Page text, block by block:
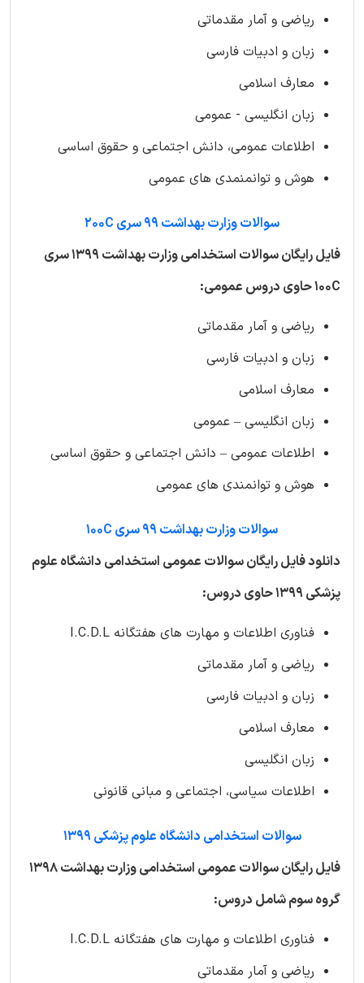
ریاضی و آمار مقدماتی
زبان و ادبیات فارسی
معارف اسلامی
زبان انگلیسی - عمومی
اطلاعات عمومی، دانش اجتماعی و حقوق اساسی
هوش و توانمنمدی های عمومی
سوالات وزارت بهداشت 99 سری 200C
فایل رایگان سوالات استخدامی وزارت بهداشت 1399 سری
100C حاوی دروس عمومی:
ریاضی و آمار مقدماتی
زبان و ادبیات فارسی
معارف اسلامی
زبان انگلیسی – عمومی
اطلاعات عمومی – دانش اجتماعی و حقوق اساسی
هوش و توانمندی های عمومی
سوالات وزارت بهداشت 99 سری 100C
دانلود فایل رایگان سوالات عمومی استخدامی دانشگاه علوم
پزشکی 1399 حاوی دروس:
فناوری اطلاعات و مهارت های هفتگانه I.C.D.L
ریاضی و آمار مقدماتی
زبان و ادبیات فارسی
معارف اسلامی
زبان انگلیسی
اطلاعات سیاسی، اجتماعی و مبانی قانونی
سوالات استخدامی دانشگاه علوم پزشکی 1399
فایل رایگان سوالات عمومی استخدامی وزارت بهداشت 1398
گروه سوم شامل دروس:
فناوری اطلاعات و مهارت های هفتگانه I.C.D.L
ریاضی و آمار مقدماتی